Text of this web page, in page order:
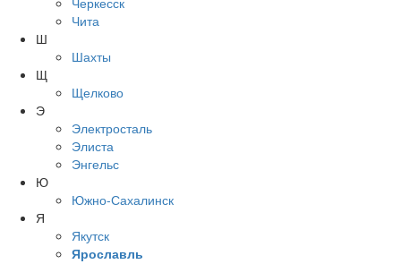
Чита
Ш
Шахты
Щ
Щелково
Э
Электросталь
Элиста
Энгельс
Ю
Южно-Сахалинск
Я
Якутск
Ярославль